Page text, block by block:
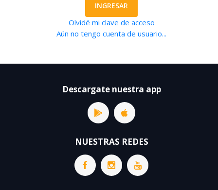
INGRESAR
Olvidé mi clave de acceso
Aún no tengo cuenta de usuario...
Descargate nuestra app
NUESTRAS REDES